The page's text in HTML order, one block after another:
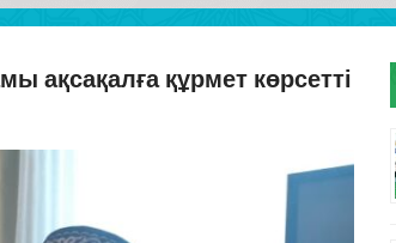
ақсақалға құрмет көрсетті